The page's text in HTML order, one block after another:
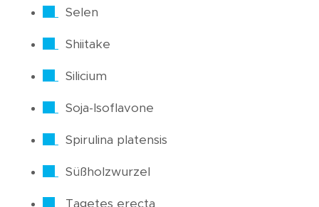
Selen
Shiitake
Silicium
Soja-Isoflavone
Spirulina platensis
Süßholzwurzel
Tagetes erecta